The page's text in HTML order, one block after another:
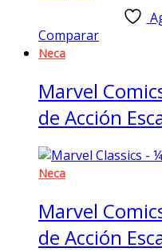
Comparar
Neca
Marvel
de Acción
Neca
Marvel
de Acción